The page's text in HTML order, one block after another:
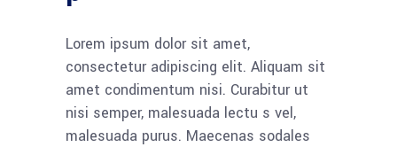
Lorem ipsum dolor sit amet,
consectetur adipiscing elit. Aliquam sit
amet condimentum nisi. Curabitur ut
nisi semper, malesuada lectu s vel,
malesuada purus. Maecenas sodales